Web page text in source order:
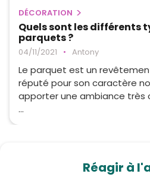
DÉCORATION
Quels sont les différents
parquets ?
04/11/2021 • Antony
Le parquet est un
réputé pour son caractère
apporter une ambiance très
...
Réagir à